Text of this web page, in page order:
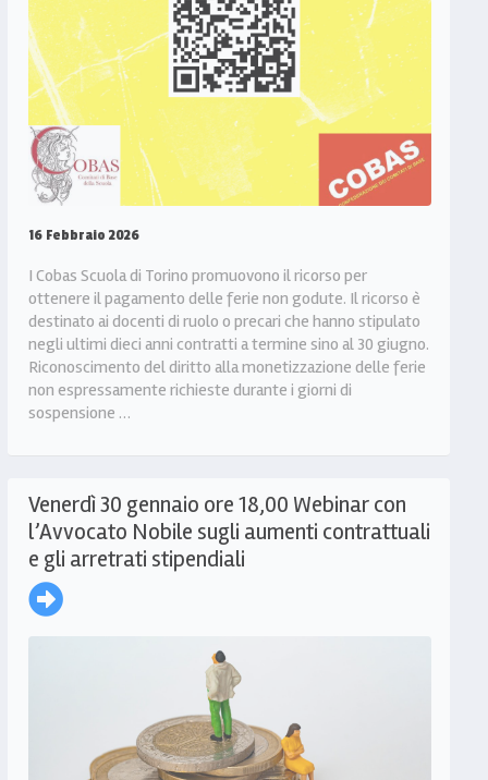
16 Febbraio 2026
I Cobas Scuola di Torino promuovono il ricorso per
ottenere il pagamento delle ferie non godute. Il ricorso è
destinato ai docenti di ruolo o precari che hanno stipulato
negli ultimi dieci anni contratti a termine sino al 30 giugno.
Riconoscimento del diritto alla monetizzazione delle ferie
non espressamente richieste durante i giorni di
sospensione …
Venerdì 30 gennaio ore 18,00 Webinar con
l’Avvocato Nobile sugli aumenti contrattuali
e gli arretrati stipendiali